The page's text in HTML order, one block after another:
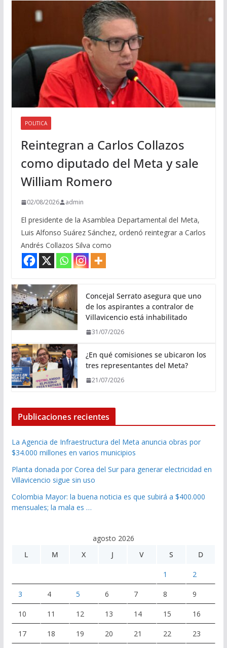
POLITICA
Reintegran a Carlos Collazos
como diputado del Meta y sale
William Romero
02/08/2026 admin
El presidente de la Asamblea Departamental del Meta,
Luis Alfonso Suárez Sánchez, ordenó reintegrar a Carlos
Andrés Collazos Silva como
Concejal Serrato asegura que uno
de los aspirantes a contralor de
Villavicencio está inhabilitado
31/07/2026
¿En qué comisiones se ubicaron los
tres representantes del Meta?
21/07/2026
Publicaciones recientes
La Agencia de Infraestructura del Meta anuncia obras por
$34.000 millones en varios municipios
Planta donada por Corea del Sur para generar electricidad en
Villavicencio sigue sin uso
Colombia Mayor: la buena noticia es que subirá a $400.000
mensuales; la mala es …
agosto 2026
L
M X J V S D
1 2
3 4 5 6 7 8 9
10 11 12 13 14 15 16
17 18 19 20 21 22 23